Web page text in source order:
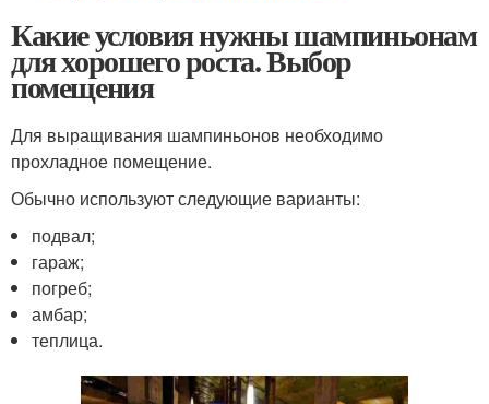
Какие условия нужны шампиньонам
для хорошего роста. Выбор
помещения
Для выращивания шампиньонов необходимо
прохладное помещение.
Обычно используют следующие варианты:
подвал;
гараж;
погреб;
амбар;
теплица.